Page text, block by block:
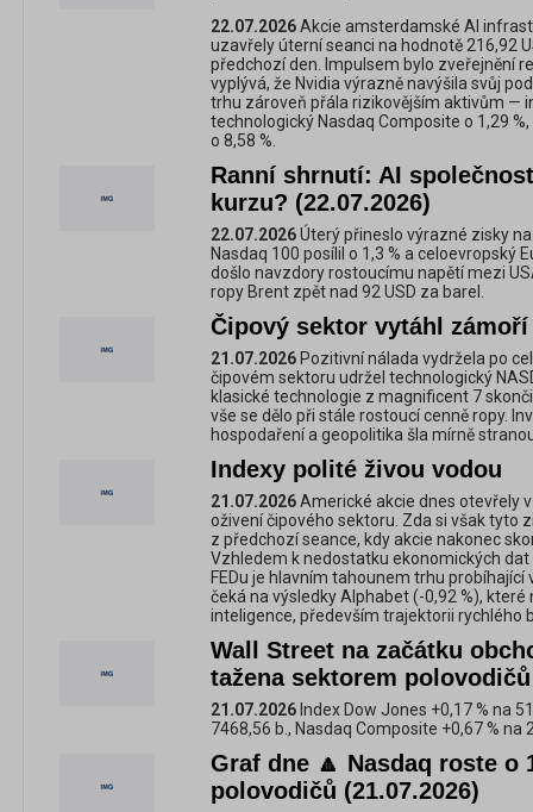
22.07.2026Akcie amsterdamské AI
uzavřely úterní seanci na hodnotě 216,92
předchozí den. Impulsem bylo zveřejnění
vyplývá, že Nvidia výrazně navýšila svůj
trhu zároveň přála rizikovějším aktivům —
technologický Nasdaq Composite o 1,29
o 8,58 %.
Ranní shrnutí: AI
kurzu? (22.07.2026)
22.07.2026Úterý přineslo výrazné zisky
Nasdaq 100 posílil o 1,3 % a celoevropský
došlo navzdory rostoucímu napětí mezi
ropy Brent zpět nad 92 USD za barel.
Čipový sektor vytáhl
21.07.2026 Pozitivní nálada vydržela po
čipovém sektoru udržel technologický
klasické technologie z magnificent 7
vše se dělo při stále rostoucí cenně ropy.
hospodaření a geopolitika šla mírně
Indexy polité živou vodou
21.07.2026Americké akcie dnes otevřely
oživení čipového sektoru. Zda si však tyto
z předchozí seance, kdy akcie nakonec
Vzhledem k nedostatku ekonomických dat
FEDu je hlavním tahounem trhu
čeká na výsledky Alphabet (-0,92 %),
inteligence, především trajektorii rychlého
Wall Street na začátku
tažena sektorem polovodičů
21.07.2026 Index Dow Jones +0,17 % na
7468,56 b., Nasdaq Composite +0,67 % na
Graf dne 🔼 Nasdaq roste o
polovodičů (21.07.2026)